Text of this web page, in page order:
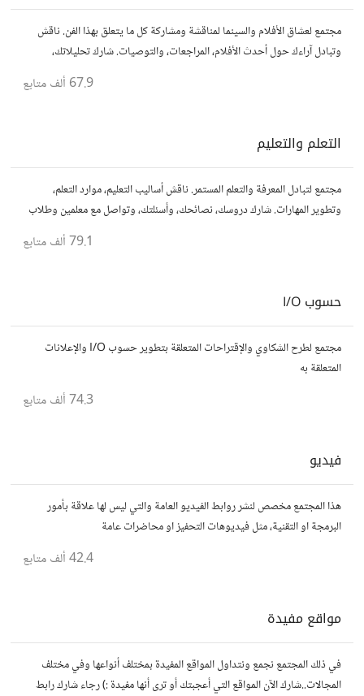
مجتمع لعشاق الأفلام والسينما لمناقشة ومشاركة كل ما يتعلق بهذا الفن. ناقش
وتبادل آراءك حول أحدث الأفلام، المراجعات، والتوصيات. شارك تحليلاتك،
قصصك، واستمتع بنقاشات حول الأفلام والمخرجين والسيناريوهات.
67.9 ألف متابع
التعلم والتعليم
مجتمع لتبادل المعرفة والتعلم المستمر. ناقش أساليب التعليم، موارد التعلم،
وتطوير المهارات. شارك دروسك، نصائحك، وأسئلتك، وتواصل مع معلمين وطلاب
79.1 ألف متابع
حسوب I/O
مجتمع لطرح الشكاوي والإقتراحات المتعلقة بتطوير حسوب I/O والإعلانات
المتعلقة به
74.3 ألف متابع
فيديو
هذا المجتمع مخصص لنشر روابط الفيديو العامة والتي ليس لها علاقة بأمور
البرمجة او التقنية، مثل فيديوهات التحفيز او محاضرات عامة
42.4 ألف متابع
مواقع مفيدة
في ذلك المجتمع نجمع ونتداول المواقع المفيدة بمختلف أنواعها وفي مختلف
المجالات..شارك الآن المواقع التي أعجبتك أو ترى أنها مفيدة :) رجاء شارك رابط